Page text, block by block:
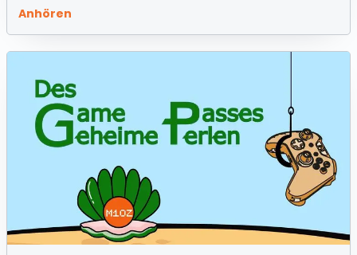
Anhören